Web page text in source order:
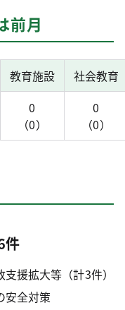
前月
教育施設
社会教育
0
（0）
0
（0）
件
援拡大等（計3件）
安全対策